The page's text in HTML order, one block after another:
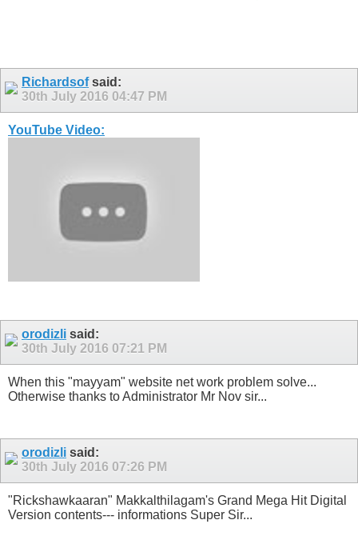
Richardsofsaid:
30th July 2016 04:47 PM
YouTube Video:
orodizli said:
30th July 2016 07:21 PM
When this "mayyam" website net work problem solve...
Otherwise thanks to Administrator Mr Nov sir...
orodizli said:
30th July 2016 07:26 PM
"Rickshawkaaran" Makkalthilagam's Grand Mega Hit Digital
Version contents--- informations Super Sir...